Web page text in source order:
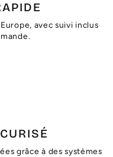
avec suivi inclus
grâce à des systèmes